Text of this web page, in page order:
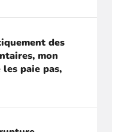
des
mon
paie pas,